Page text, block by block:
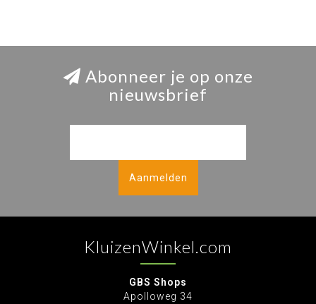
Abonneer je op onze
nieuwsbrief
Aanmelden
KluizenWinkel.com
GBS Shops
Apolloweg 34